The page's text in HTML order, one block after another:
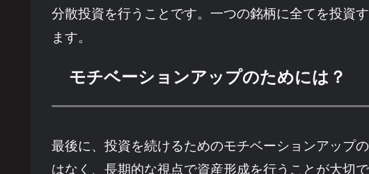
分散投資を行うことです。一つの銘柄に全てを投資
ます。
モチベーションアップのためには？
最後に、投資を続けるためのモチベーションアップ
はなく、長期的な視点で資産形成を行うことが大切